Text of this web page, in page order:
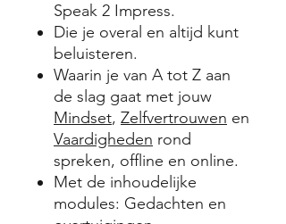
Speak 2 Impress.
Die je overal en altijd kunt
beluisteren.
Waarin je van A tot Z aan
de slag gaat met jouw
Mindset, Zelfvertrouwen en
Vaardigheden rond
spreken, offline en online.
Met de inhoudelijke
modules: Gedachten en